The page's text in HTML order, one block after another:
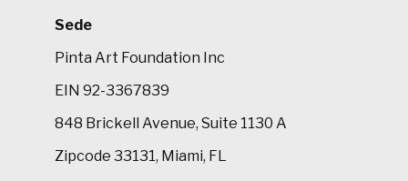
Sede
Pinta Art Foundation Inc
EIN 92-3367839
848 Brickell Avenue, Suite 1130 A
Zipcode 33131, Miami, FL